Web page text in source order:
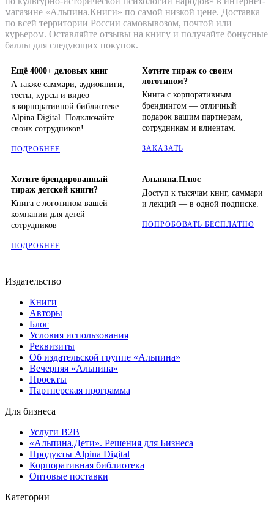
магазине «Альпина.Книги» по самой низкой цене. Доставка
по всей территории России самовывозом, почтой или
курьером. Оставляйте отзывы на книгу и получайте бонусные
баллы для следующих покупок.
Ещё 4000+ деловых книг
А также саммари, аудиокниги,
тесты, курсы и видео –
в корпоративной библиотеке
Alpina Digital. Подключайте
своих сотрудников!
ПОДРОБНЕЕ
Хотите тираж со своим
логотипом?
Книга с корпоративным
брендингом — отличный
подарок вашим партнерам,
сотрудникам и клиентам.
ЗАКАЗАТЬ
Хотите брендированный
тираж детской книги?
Книга с логотипом вашей
компании для детей
сотрудников
ПОДРОБНЕЕ
Альпина.Плюс
Доступ к тысячам книг, саммари
и лекций — в одной подписке.
ПОПРОБОВАТЬ БЕСПЛАТНО
Издательство
Книги
Авторы
Блог
Условия использования
Реквизиты
Об издательской группе «Альпина»
Вечерняя «Альпина»
Проекты
Партнерская программа
Для бизнеса
Услуги B2B
«Альпина.Дети». Решения для Бизнеса
Продукты Alpina Digital
Корпоративная библиотека
Оптовые поставки
Категории